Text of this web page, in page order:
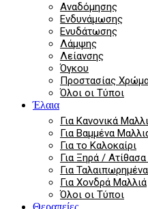
Αναδόμησης
Ενδυνάμωσης
Ενυδάτωσης
Λάμψης
Λείανσης
Όγκου
Προστασίας
Όλοι οι Τύποι
Έλαια
Για Κανονικά
Για Βαμμένα
Για το Καλοκαίρι
Για Ξηρά /
Για
Για Χονδρά Μαλλιά
Όλοι οι Τύποι
Θεραπείες